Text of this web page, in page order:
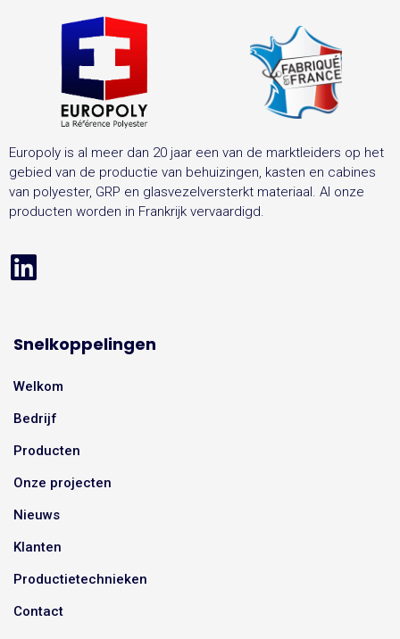
Europoly is al meer dan 20 jaar een van de marktleiders op het
gebied van de productie van behuizingen, kasten en cabines
van polyester, GRP en glasvezelversterkt materiaal. Al onze
producten worden in Frankrijk vervaardigd.
Snelkoppelingen
Welkom
Bedrijf
Producten
Onze projecten
Nieuws
Klanten
Productietechnieken
Contact